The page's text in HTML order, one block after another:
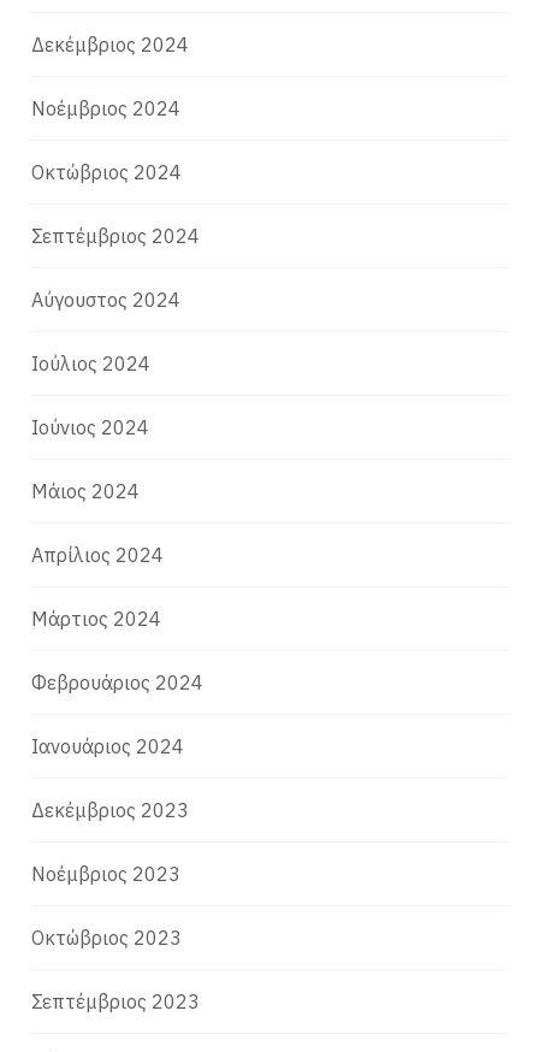
Δεκέμβριος 2024
Νοέμβριος 2024
Οκτώβριος 2024
Σεπτέμβριος 2024
Αύγουστος 2024
Ιούλιος 2024
Ιούνιος 2024
Μάιος 2024
Απρίλιος 2024
Μάρτιος 2024
Φεβρουάριος 2024
Ιανουάριος 2024
Δεκέμβριος 2023
Νοέμβριος 2023
Οκτώβριος 2023
Σεπτέμβριος 2023